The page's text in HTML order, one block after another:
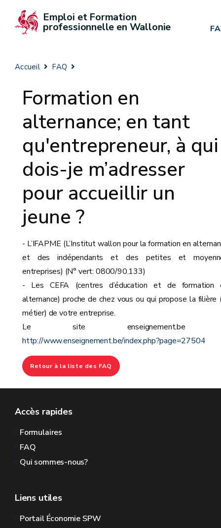
Emploi et Formation
professionnelle en Wallonie
Accueil FAQ
Formation en
alternance; en tant
qu'entrepreneur, à qui
dois-je m’adresser
pour accueillir un
jeune ?
- L’IFAPME (L’Institut wallon pour la formation en
et des indépendants et des petites et
entreprises) (N° vert: 0800/90.133)
- Les CEFA (centres d’éducation et de formation
alternance) proche de chez vous ou qui propose la filière
métier) de votre entreprise.
Le site enseignement.be
http://www.enseignement.be/index.php?page=27504
Retour à la liste des FAQ
Accès rapides
Formulaires
FAQ
Qui sommes-nous?
Liens utiles
Portail Économie SPW